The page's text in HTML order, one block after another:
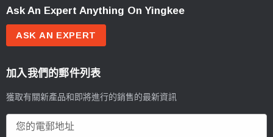
Ask An Expert Anything On Yingkee
ASK AN EXPERT
加入我們的郵件列表
獲取有關新產品和即將進行的銷售的最新資訊